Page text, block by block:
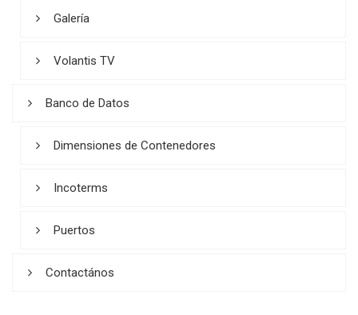
Galería
Volantis TV
Banco de Datos
Dimensiones de Contenedores
Incoterms
Puertos
Contactános